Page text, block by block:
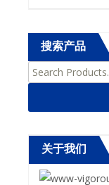
搜索产品
Search for:
关于我们